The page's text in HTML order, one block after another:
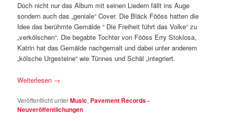
Doch nicht nur das Album mit seinen Liedern fällt ins Auge
sondern auch das „geniale“ Cover. Die Bläck Fööss hatten die
Idee das berühmte Gemälde “ Die Freiheit führt das Volke“ zu
„verkölschen“. Die begabte Tochter von Fööss Erry Stoklosa,
Katrin hat das Gemälde nachgemalt und dabei unter anderem
„kölsche Urgesteine“ wie Tünnes und Schäl „integriert.
Weiterlesen →
Veröffentlicht unterMusic, Pavement Records -
Neuveröffentlichungen